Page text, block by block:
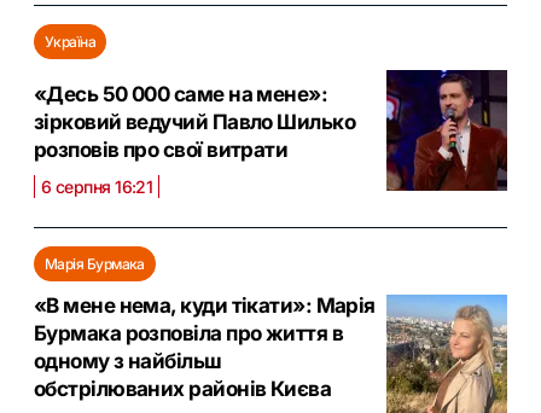
Україна
«Десь 50 000 саме на мене»:
зірковий ведучий Павло Шилько
розповів про свої витрати
6 серпня 16:21
Марія Бурмака
«В мене нема, куди тікати»: Марія
Бурмака розповіла про життя в
одному з найбільш
обстрілюваних районів Києва